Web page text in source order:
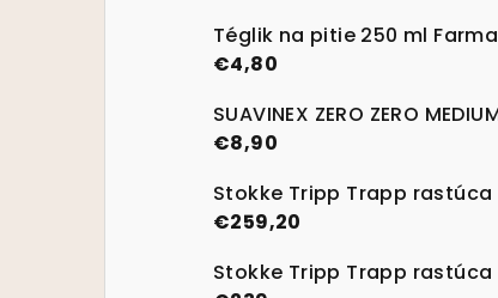
Téglik na pitie 250 ml Farma
€4,80
€8,90
€259,20